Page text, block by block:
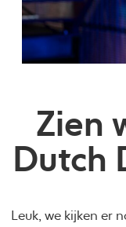
Zien
Dutch
Leuk, we kijken er